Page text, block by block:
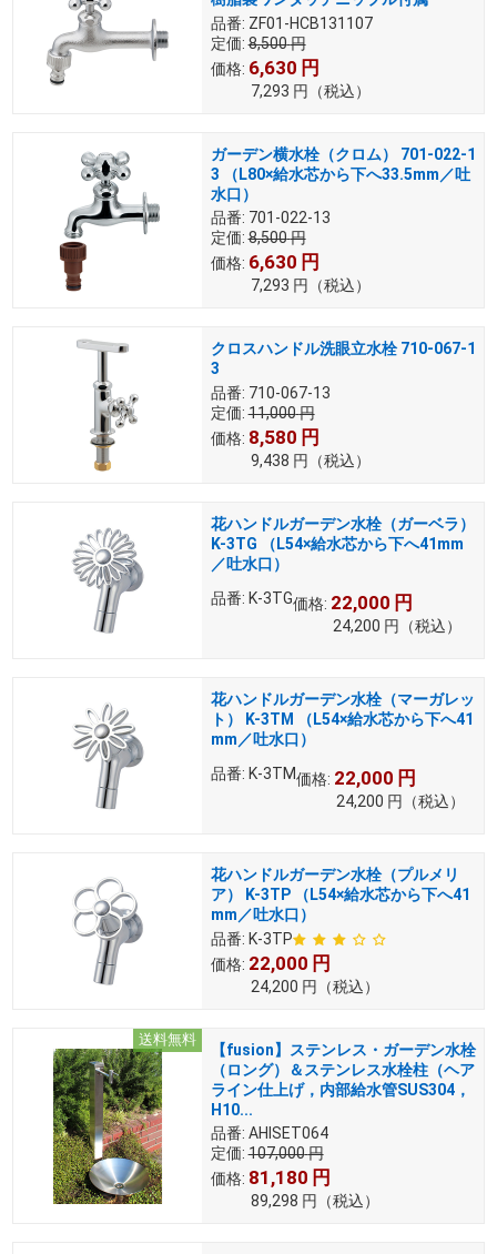
品番: ZF01-HCB131107
定価: 8,500円
価格: 6,630 円
7,293 円 （税込）
ガーデン横水栓（クロム） 701-022-1
3 （L80×給水芯から下へ33.5mm／吐
水口）
品番: 701-022-13
定価: 8,500円
価格: 6,630 円
7,293 円 （税込）
クロスハンドル洗眼立水栓 710-067-1
3
品番: 710-067-13
定価: 11,000円
価格: 8,580 円
9,438 円 （税込）
花ハンドルガーデン水栓（ガーベラ）
K-3TG （L54×給水芯から下へ41mm
／吐水口）
品番: K-3TG価格: 22,000 円
24,200 円 （税込）
花ハンドルガーデン水栓（マーガレッ
ト） K-3TM （L54×給水芯から下へ41
mm／吐水口）
品番: K-3TM価格: 22,000 円
24,200 円 （税込）
花ハンドルガーデン水栓（プルメリ
ア） K-3TP （L54×給水芯から下へ41
mm／吐水口）
品番: K-3TP
価格: 22,000 円
24,200 円 （税込）
送料無料
【fusion】ステンレス・ガーデン水栓
（ロング）＆ステンレス水栓柱（ヘア
ライン仕上げ，内部給水管SUS304，
H10...
品番: AHISET064
定価: 107,000円
価格: 81,180 円
89,298 円 （税込）